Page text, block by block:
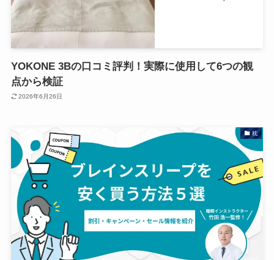
YOKONE 3Bの口コミ評判！実際に使用して6つの観
点から検証
2026年6月26日
枕